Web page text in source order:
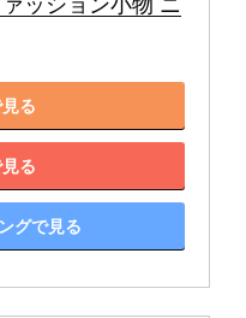
ッション小物 ニ
る
る
グで見る